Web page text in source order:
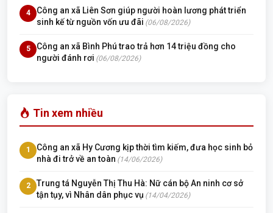
4
Công an xã Liên Sơn giúp người hoàn lương phát triển
sinh kế từ nguồn vốn ưu đãi (06/08/2026)
5
Công an xã Bình Phú trao trả hơn 14 triệu đồng cho
người đánh rơi (06/08/2026)
Tin xem nhiều
1
Công an xã Hy Cương kịp thời tìm kiếm, đưa học sinh bỏ
nhà đi trở về an toàn (14/06/2026)
2
Trung tá Nguyễn Thị Thu Hà: Nữ cán bộ An ninh cơ sở
tận tụy, vì Nhân dân phục vụ (14/04/2026)